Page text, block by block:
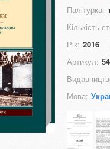
Палітурка:
Кількість
Рік: 2016
Артикул:
Мова: